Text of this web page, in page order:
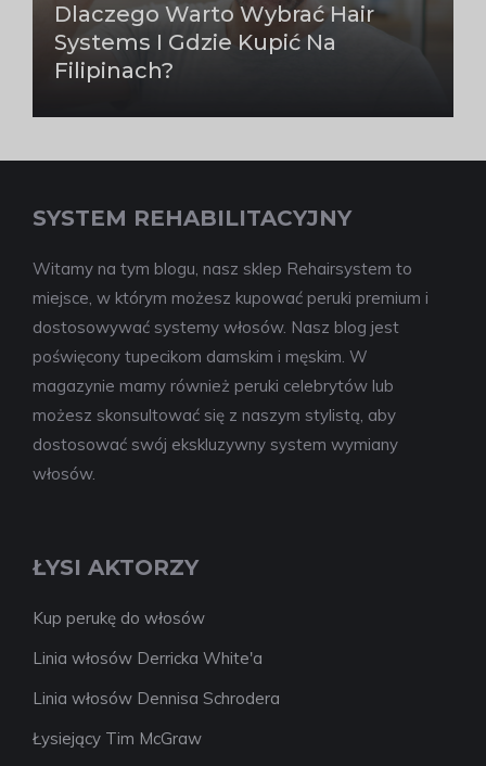
Dlaczego Warto Wybrać Hair
Systems I Gdzie Kupić Na
Filipinach?
SYSTEM REHABILITACYJNY
Witamy na tym blogu, nasz sklep Rehairsystem to
miejsce, w którym możesz kupować peruki premium i
dostosowywać systemy włosów. Nasz blog jest
poświęcony tupecikom damskim i męskim. W
magazynie mamy również peruki celebrytów lub
możesz skonsultować się z naszym stylistą, aby
dostosować swój ekskluzywny system wymiany
włosów.
ŁYSI AKTORZY
Kup perukę do włosów
Linia włosów Derricka White'a
Linia włosów Dennisa Schrodera
Łysiejący Tim McGraw